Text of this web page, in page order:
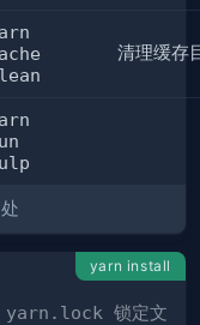
清理缓存
yarn install
yarn.lock 锁定文件